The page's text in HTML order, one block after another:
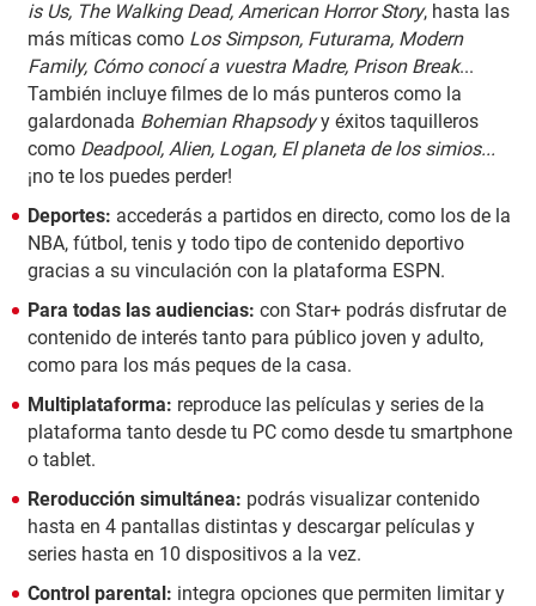
is Us, The Walking Dead, American Horror Story, hasta las
más míticas como Los Simpson, Futurama, Modern
Family, Cómo conocí a vuestra Madre, Prison Break...
También incluye filmes de lo más punteros como la
galardonada Bohemian Rhapsodyy éxitos taquilleros
como Deadpool, Alien, Logan, El planeta de los simios...
¡no te los puedes perder!
Deportes: accederás a partidos en directo, como los de la
NBA, fútbol, tenis y todo tipo de contenido deportivo
gracias a su vinculación con la plataforma ESPN.
Para todas las audiencias: con Star+ podrás disfrutar de
contenido de interés tanto para público joven y adulto,
como para los más peques de la casa.
Multiplataforma: reproduce las películas y series de la
plataforma tanto desde tu PC como desde tu smartphone
o tablet.
Reroducción simultánea: podrás visualizar contenido
hasta en 4 pantallas distintas y descargar películas y
series hasta en 10 dispositivos a la vez.
Control parental: integra opciones que permiten limitar y